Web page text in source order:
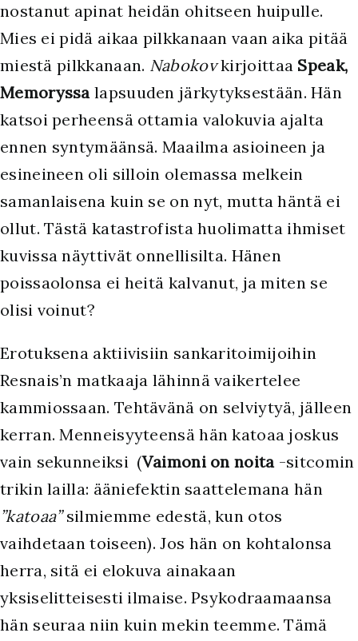
nostanut apinat heidän ohitseen huipulle.
Mies ei pidä aikaa pilkkanaan vaan aika pitää
miestä pilkkanaan. Nabokovkirjoittaa Speak,
Memoryssalapsuuden järkytyksestään. Hän
katsoi perheensä ottamia valokuvia ajalta
ennen syntymäänsä. Maailma asioineen ja
esineineen oli silloin olemassa melkein
samanlaisena kuin se on nyt, mutta häntä ei
ollut. Tästä katastrofista huolimatta ihmiset
kuvissa näyttivät onnellisilta. Hänen
poissaolonsa ei heitä kalvanut, ja miten se
olisi voinut?
Erotuksena aktiivisiin sankaritoimijoihin
Resnais’n matkaaja lähinnä vaikertelee
kammiossaan. Tehtävänä on selviytyä, jälleen
kerran. Menneisyyteensä hän katoaa joskus
vain sekunneiksi (Vaimoni on noita-sitcomin
trikin lailla: ääniefektin saattelemana hän
”katoaa”silmiemme edestä, kun otos
vaihdetaan toiseen). Jos hän on kohtalonsa
herra, sitä ei elokuva ainakaan
yksiselitteisesti ilmaise. Psykodraamaansa
hän seuraa niin kuin mekin teemme. Tämä